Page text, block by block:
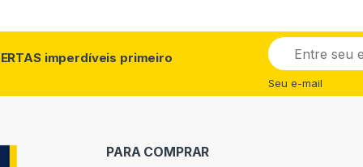
imperdíveis primeiro
E
m
a
i
Seu e-mail
PARA COMPRAR